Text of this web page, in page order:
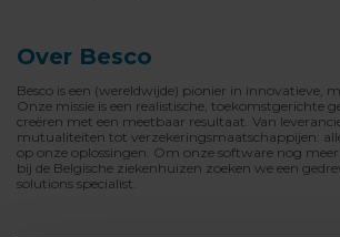
Over Besco
Besco is een (wereldwijde) pionier in innovatieve,
Onze missie is een realistische, toekomstgerichte
creëren met een meetbaar resultaat. Van
mutualiteiten tot verzekeringsmaatschappijen:
op onze oplossingen. Om onze software nog
bij de Belgische ziekenhuizen zoeken we een
solutions specialist.